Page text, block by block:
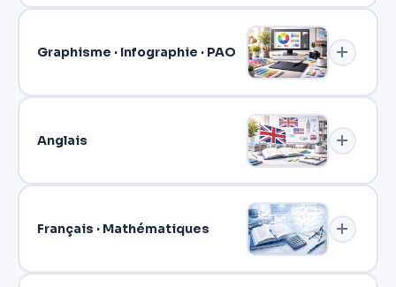
Graphisme · Infographie · PAO
Anglais
Français · Mathématiques